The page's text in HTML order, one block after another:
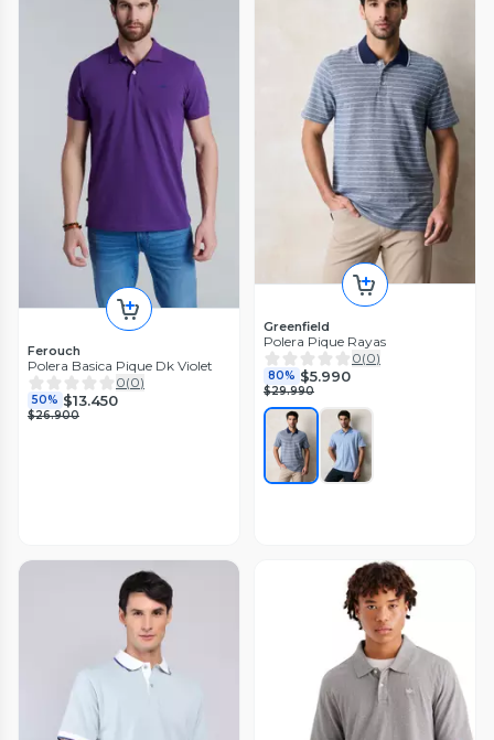
Ferouch
Polera Basica Pique Dk Violet
0(0)
50% $13.450
$26.900
Greenfield
Polera Pique Rayas
0(0)
80% $5.990
$29.990